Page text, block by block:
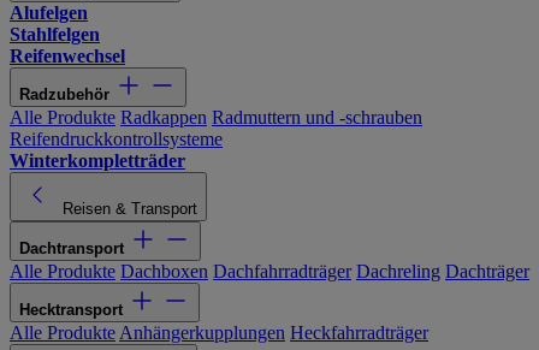
Alufelgen
Stahlfelgen
Reifenwechsel
Radzubehör
Alle Produkte Radkappen Radmuttern und -schrauben
Reifendruckkontrollsysteme
Winterkompletträder
Reisen & Transport
Dachtransport
Alle Produkte Dachboxen Dachfahrradträger Dachreling Dachträger
Hecktransport
Alle Produkte Anhängerkupplungen Heckfahrradträger